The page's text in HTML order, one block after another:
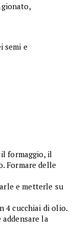
semi e
formaggio, il
Formare delle
e metterle su
4 cucchiai di olio.
la